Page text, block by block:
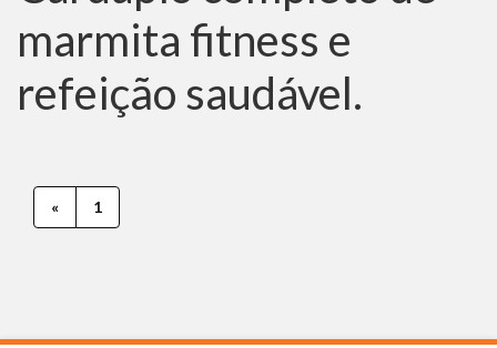
marmita fitness e
refeição saudável.
« 1